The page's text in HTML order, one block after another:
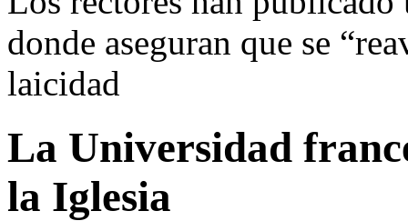
donde aseguran que se
laicidad
La Universidad
la Iglesia